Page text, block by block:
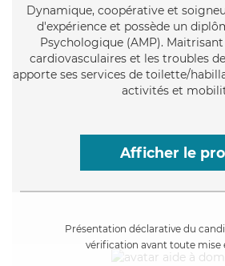
Dynamique, coopérative et
d'expérience et possède un
Psychologique (AMP).
cardiovasculaires et les troubles
apporte ses services de toilette/
activités et
Afficher le
Présentation déclarative du
vérification avant toute mise